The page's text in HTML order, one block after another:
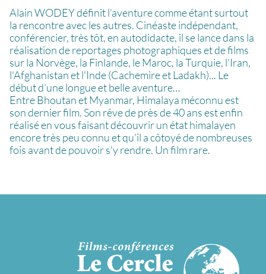
Alain WODEY définit l’aventure comme étant surtout
la rencontre avec les autres. Cinéaste indépendant,
conférencier, très tôt, en autodidacte, il se lance dans la
réalisation de reportages photographiques et de films
sur la Norvège, la Finlande, le Maroc, la Turquie, l'Iran,
l'Afghanistan et l'Inde (Cachemire et Ladakh)... Le
début d’une longue et belle aventure…
Entre Bhoutan et Myanmar, Himalaya méconnu est
son dernier film. Son rêve de près de 40 ans est enfin
réalisé en vous faisant découvrir un état himalayen
encore très peu connu et qu’il a côtoyé de nombreuses
fois avant de pouvoir s’y rendre. Un film rare.